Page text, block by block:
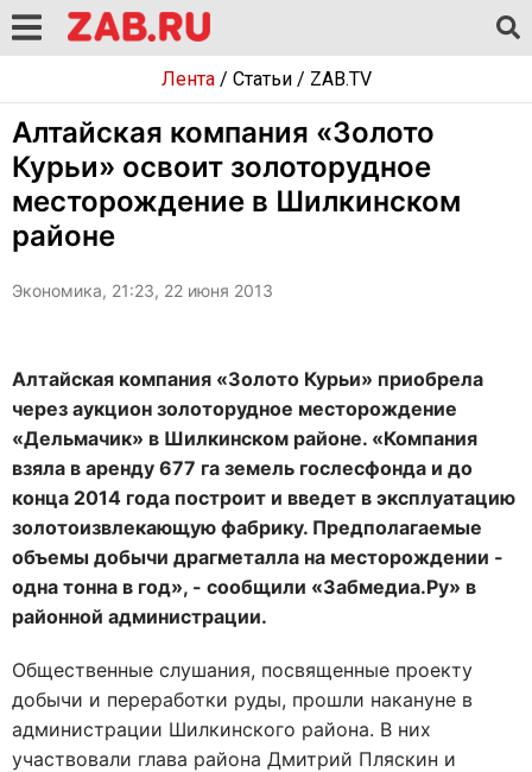
Лента/ Статьи/ ZAB.TV
Алтайская компания «Золото
Курьи» освоит золоторудное
месторождение в Шилкинском
районе
Экономика, 21:23, 22 июня 2013
Алтайская компания «Золото Курьи» приобрела
через аукцион золоторудное месторождение
«Дельмачик» в Шилкинском районе. «Компания
взяла в аренду 677 га земель гослесфонда и до
конца 2014 года построит и введет в эксплуатацию
золотоизвлекающую фабрику. Предполагаемые
объемы добычи драгметалла на месторождении -
одна тонна в год», - сообщили «Забмедиа.Ру» в
районной администрации.
Общественные слушания, посвященные проекту
добычи и переработки руды, прошли накануне в
администрации Шилкинского района. В них
участвовали глава района Дмитрий Пляскин и